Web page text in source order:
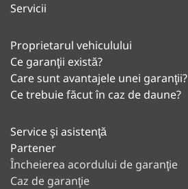
Servicii
Proprietarul vehiculului
Ce garanţii există?
Care sunt avantajele unei garanţii?
Ce trebuie făcut în caz de daune?
Service şi asistenţă
Partener
Încheierea acordului de garanţie
Caz de garanţie